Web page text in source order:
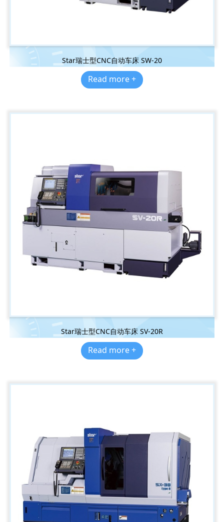
Star瑞士型CNC自动车床 SW-20
Read more +
Star瑞士型CNC自动车床 SV-20R
Read more +